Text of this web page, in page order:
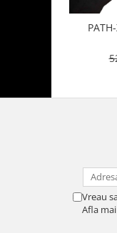
Vreau
Afla